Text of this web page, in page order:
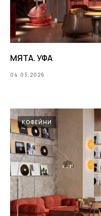
МЯТА. УФА
04.03.2026
КОФЕЙНИ